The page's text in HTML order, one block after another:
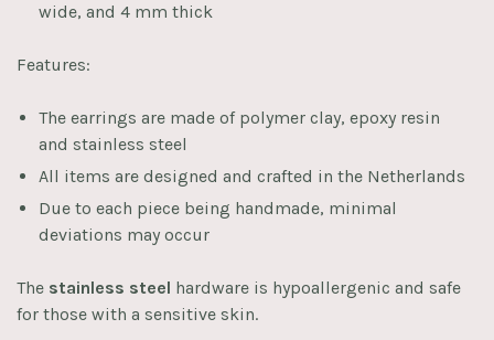
wide, and 4 mm thick
Features:
The earrings are made of polymer clay, epoxy resin
and stainless steel
All items are designed and crafted in the Netherlands
Due to each piece being handmade, minimal
deviations may occur
The stainless steel hardware is hypoallergenic and safe
for those with a sensitive skin.